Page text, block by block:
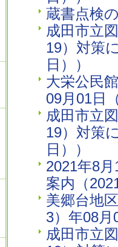
蔵書点検
成田市立
19）対策
日））
大栄公民
09月01日
成田市立
19）対策
日））
2021年8
案内（
美郷台地
3）年08
成田市立